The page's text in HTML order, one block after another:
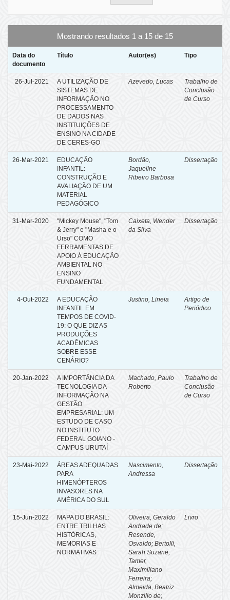
Mostrando resultados 1 a 15 de 15
Data do
documento
Título Autor(es) Tipo
26-Jul-2021
A UTILIZAÇÃO DE
SISTEMAS DE
INFORMAÇÃO NO
PROCESSAMENTO
DE DADOS NAS
INSTITUIÇÕES DE
ENSINO NA CIDADE
DE CERES-GO
Azevedo, Lucas
Trabalho de
Conclusão
de Curso
26-Mar-2021
EDUCAÇÃO
INFANTIL:
CONSTRUÇÃO E
AVALIAÇÃO DE UM
MATERIAL
PEDAGÓGICO
Bordão,
Jaqueline
Ribeiro Barbosa
Dissertação
31-Mar-2020
"Mickey Mouse", "Tom
& Jerry" e "Masha e o
Urso" COMO
FERRAMENTAS DE
APOIO À EDUCAÇÃO
AMBIENTAL NO
ENSINO
FUNDAMENTAL
Caixeta, Wender
da Silva
Dissertação
4-Out-2022
A EDUCAÇÃO
INFANTIL EM
TEMPOS DE COVID-
19: O QUE DIZ AS
PRODUÇÕES
ACADÊMICAS
SOBRE ESSE
CENÁRIO?
Justino, Lineia
Artigo de
Periódico
20-Jan-2022
A IMPORTÂNCIA DA
TECNOLOGIA DA
INFORMAÇÃO NA
GESTÃO
EMPRESARIAL: UM
ESTUDO DE CASO
NO INSTITUTO
FEDERAL GOIANO -
CAMPUS URUTAÍ
Machado, Paulo
Roberto
Trabalho de
Conclusão
de Curso
23-Mai-2022
ÁREAS ADEQUADAS
PARA
HIMENÓPTEROS
INVASORES NA
AMÉRICA DO SUL
Nascimento,
Andressa
Dissertação
15-Jun-2022
MAPA DO BRASIL:
ENTRE TRILHAS
HISTÓRICAS,
MEMORIAS E
NORMATIVAS
Oliveira, Geraldo
Andrade de;
Resende,
Osvaldo; Bertolli,
Sarah Suzane;
Tamer,
Maximiliano
Ferreira;
Almeida, Beatriz
Monzillo de;
Livro